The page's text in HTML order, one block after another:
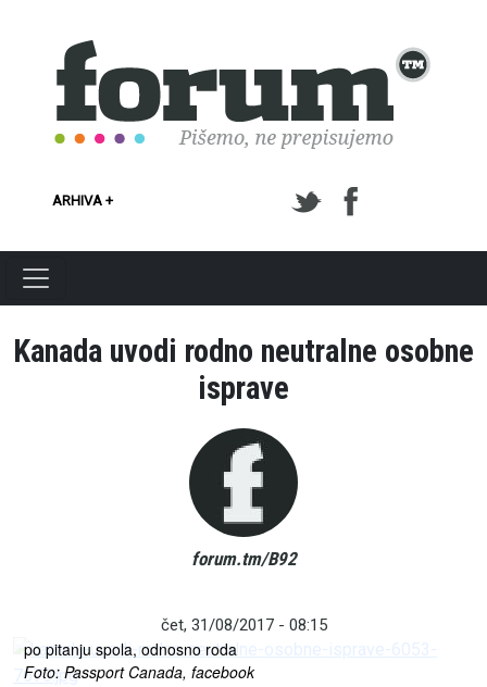
ARHIVA +
Kanada uvodi rodno neutralne osobne
isprave
forum.tm/B92
čet, 31/08/2017 - 08:15
zaštiti pravo Kanađana na slobodu da se izjašnjavaju kako žele
po pitanju spola, odnosno roda
Foto: Passport Canada, facebook